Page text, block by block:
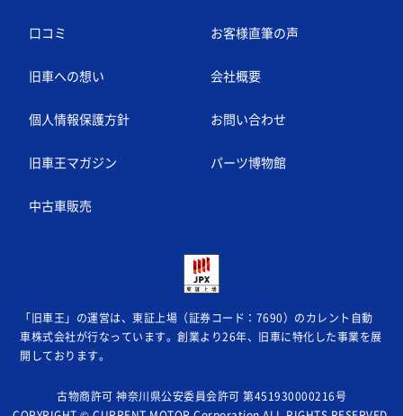
口コミ お客様直筆の声
旧車への想い 会社概要
個人情報保護方針 お問い合わせ
旧車王マガジン パーツ博物館
中古車販売
「旧車王」の運営は、東証上場（証券コード：7690）のカレント自動
車株式会社が行なっています。創業より26年、旧車に特化した事業を展
開しております。
古物商許可 神奈川県公安委員会許可 第451930000216号